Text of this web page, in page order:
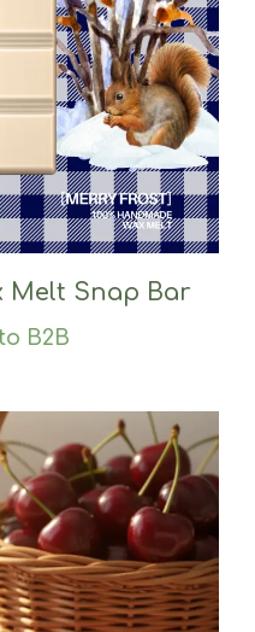
Melt Snap Bar
B2B